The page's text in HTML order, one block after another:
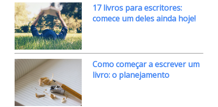
17 livros para escritores:
comece um deles ainda hoje!
Como começar a escrever um
livro: o planejamento